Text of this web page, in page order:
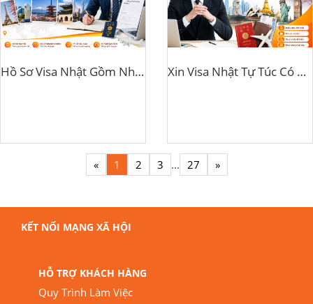
Hồ Sơ Visa Nhật Gồm Những Gì? Cập Nhật Theo Quy Định Mới 2026 Xin Visa Nhật Tự Túc Có Khó Không? Hướng Dẫn Từng Bước
« 1 2 3 ... 27 »
KẾT NỐI MẠNG XÃ HỘI
HỖ TRỢ KHÁCH HÀNG
Quy Trình Làm Việc